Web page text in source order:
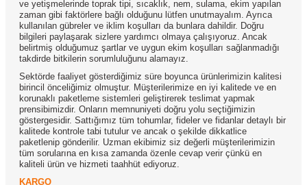
ve yetişmelerinde toprak tipi, sıcaklık, nem, sulama, ekim yapılan
zaman gibi faktörlere bağlı olduğunu lütfen unutmayalım. Ayrıca
kullanılan gübreler ve iklim koşulları da bunlara dahildir. Doğru
bilgileri paylaşarak sizlere yardımcı olmaya çalışıyoruz. Ancak
belirtmiş olduğumuz şartlar ve uygun ekim koşulları sağlanmadığı
takdirde bitkilerin sorumluluğunu alamayız.
Sektörde faaliyet gösterdiğimiz süre boyunca ürünlerimizin kalitesi
birincil önceliğimiz olmuştur. Müşterilerimize en iyi kalitede ve en
korunaklı paketleme sistemleri geliştirerek teslimat yapmak
prensibimizdir. Onların memnuniyeti doğru yolu seçtiğimizin
göstergesidir. Sattığımız tüm tohumlar, fideler ve fidanlar detaylı bir
kalitede kontrole tabi tutulur ve ancak o şekilde dikkatlice
paketlenip gönderilir. Uzman ekibimiz siz değerli müşterilerimizin
tüm sorularına en kısa zamanda özenle cevap verir çünkü en
kaliteli ürün ve hizmeti taahhüt ediyoruz.
KARGO